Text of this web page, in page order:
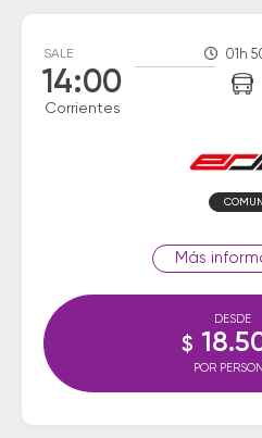
SALE
14:00
Corrientes
01h
COMUN
DESDE
$
POR